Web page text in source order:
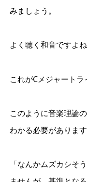
みましょう。
よく聴く和音ですよね
これがCメジャートラ
このように音楽理論
わかる必要があります
「なんかムズカシそ